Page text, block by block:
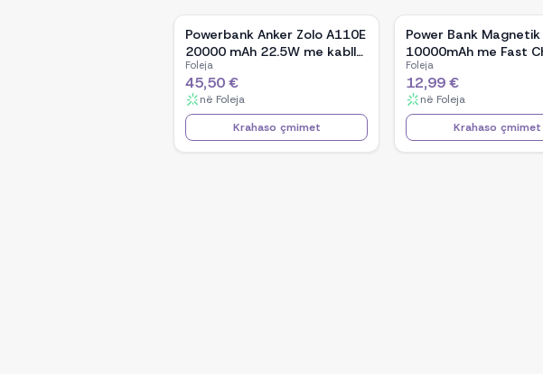
Powerbank Anker Zolo A110E
20000 mAh 22.5W me kabllo
USB-C të integrume, e zezë
Foleja
45,50 €
në Foleja
Krahaso çmimet
Power Bank Magnetik
10000mAh me Fast
për Smartphone
Foleja
12,99 €
në Foleja
Krahaso çmimet